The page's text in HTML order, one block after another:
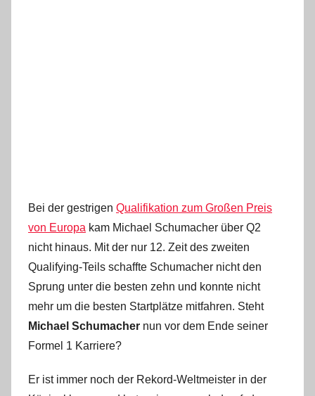
Bei der gestrigen Qualifikation zum Großen Preis
von Europa kam Michael Schumacher über Q2
nicht hinaus. Mit der nur 12. Zeit des zweiten
Qualifying-Teils schaffte Schumacher nicht den
Sprung unter die besten zehn und konnte nicht
mehr um die besten Startplätze mitfahren. Steht
Michael Schumacher nun vor dem Ende seiner
Formel 1 Karriere?
Er ist immer noch der Rekord-Weltmeister in der